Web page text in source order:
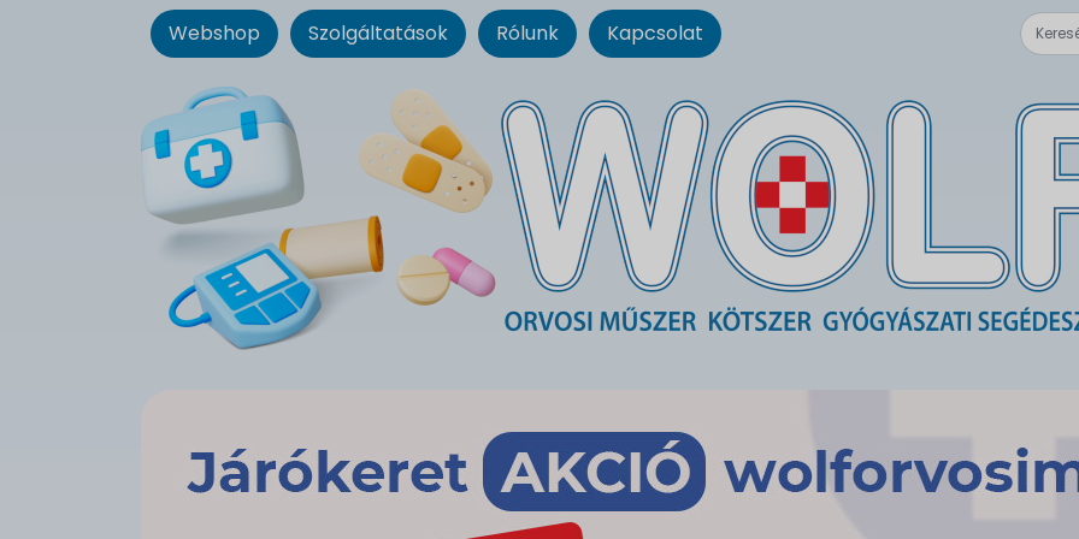
Webshop Szolgáltatások Rólunk Kapcsolat